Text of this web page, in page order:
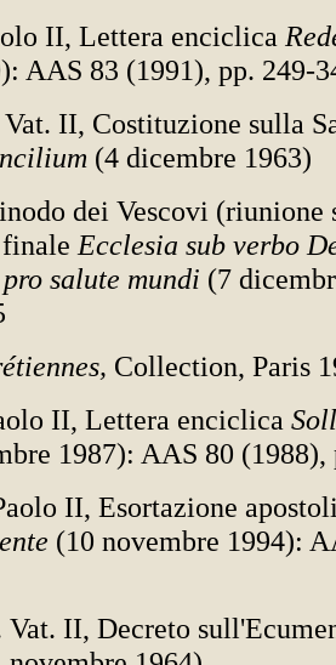
II, Lettera enciclica
AAS 83 (1991), pp. 249-
II, Costituzione sulla
(4 dicembre 1963)
dei Vescovi (riunione
Ecclesia sub verbo
salute mundi (7
Collection, Paris
II, Lettera enciclica
1987): AAS 80 (1988),
II, Esortazione
(10 novembre 1994):
Vat. II, Decreto